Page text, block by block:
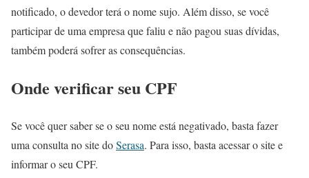
notificado, o devedor terá o nome sujo. Além disso, se você
participar de uma empresa que faliu e não pagou suas dívidas,
também poderá sofrer as consequências.
Onde verificar seu CPF
Se você quer saber se o seu nome está negativado, basta fazer
uma consulta no site doSerasa. Para isso, basta acessar o site e
informar o seu CPF.